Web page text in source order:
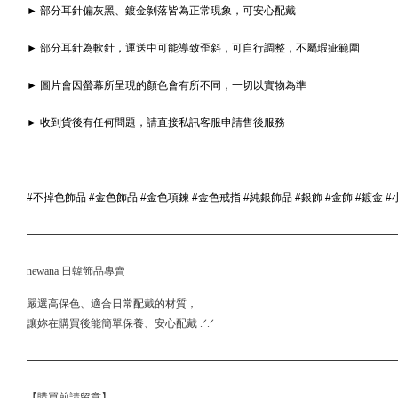
► 部分耳針偏灰黑、鍍金剝落皆為正常現象，可安心配戴
► 部分耳針為軟針，運送中可能導致歪斜，可自行調整，不屬瑕疵範圍
► 圖片會因螢幕所呈現的顏色會有所不同，一切以實物為準
► 收到貨後有任何問題，請直接私訊客服申請售後服務
#不掉色飾品 #金色飾品 #金色項鍊 #金色戒指 #純銀飾品 #銀飾 #金飾 #鍍金 #
newana 日韓飾品專賣
嚴選高保色、適合日常配戴的材質，
讓妳在購買後能簡單保養、安心配戴 .ᐟ.ᐟ